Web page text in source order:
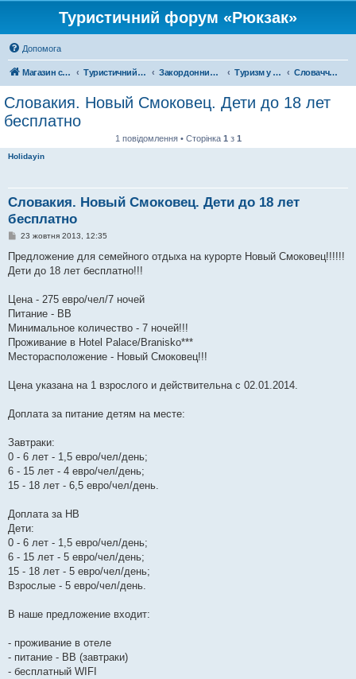
Туристичний форум «Рюкзак»
Допомога
Магазин спорядження Туристичний форум «Рюкзак» Закордонний туризм Туризм у Європі Словаччина
Словакия. Новый Смоковец. Дети до 18 лет
бесплатно
1 повідомлення • Сторінка 1 з 1
Holidayin
Словакия. Новый Смоковец. Дети до 18 лет
бесплатно
П
в
д
л
е
н
я
23 жовтня 2013, 12:35
Предложение для семейного отдыха на курорте Новый Смоковец!!!!!!
Дети до 18 лет бесплатно!!!
Цена - 275 евро/чел/7 ночей
Питание - BВ
Минимальное количество - 7 ночей!!!
Проживание в Hotel Palace/Branisko***
Месторасположение - Новый Смоковец!!!
Цена указана на 1 взрослого и действительна с 02.01.2014.
Доплата за питание детям на месте:
Завтраки:
0 - 6 лет - 1,5 евро/чел/день;
6 - 15 лет - 4 евро/чел/день;
15 - 18 лет - 6,5 евро/чел/день.
Доплата за НВ
Дети:
0 - 6 лет - 1,5 евро/чел/день;
6 - 15 лет - 5 евро/чел/день;
15 - 18 лет - 5 евро/чел/день;
Взрослые - 5 евро/чел/день.
В наше предложение входит:
- проживание в отеле
- питание - BB (завтраки)
- бесплатный WIFI